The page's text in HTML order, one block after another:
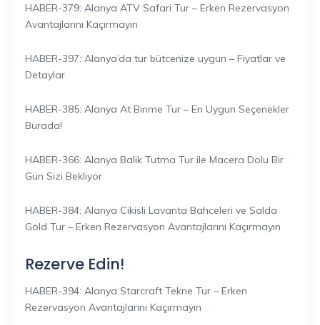
HABER-379: Alanya ATV Safari Tur – Erken Rezervasyon
Avantajlarını Kaçırmayın
HABER-397: Alanya’da tur bütcenize uygun – Fiyatlar ve
Detaylar
HABER-385: Alanya At Binme Tur – En Uygun Seçenekler
Burada!
HABER-366: Alanya Balik Tutma Tur ile Macera Dolu Bir
Gün Sizi Bekliyor
HABER-384: Alanya Cikisli Lavanta Bahceleri ve Salda
Gold Tur – Erken Rezervasyon Avantajlarını Kaçırmayın
Rezerve Edin!
HABER-394: Alanya Starcraft Tekne Tur – Erken
Rezervasyon Avantajlarını Kaçırmayın